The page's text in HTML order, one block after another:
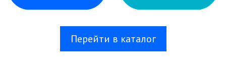
Перейти в каталог